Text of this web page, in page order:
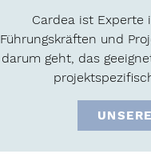
Cardea ist Experte
Führungskräften und
darum geht, das